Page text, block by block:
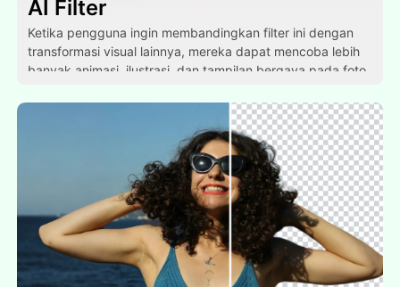
AI Filter
Ketika pengguna ingin membandingkan filter ini dengan
transformasi visual lainnya, mereka dapat mencoba lebih
banyak animasi, ilustrasi, dan tampilan bergaya pada foto